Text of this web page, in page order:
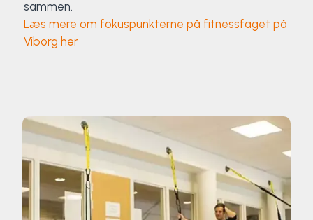
sammen.
Læs mere om fokuspunkterne på fitnessfaget på
Viborg her